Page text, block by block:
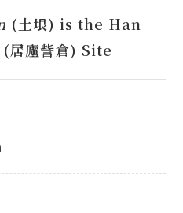
(土垠) is the Han
居廬訾倉) Site